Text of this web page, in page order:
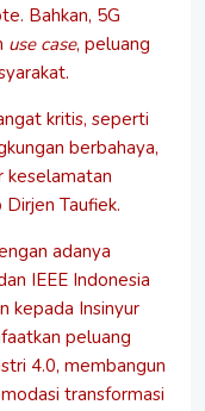
Bahkan, 5G
use case, peluang
kritis, seperti
berbahaya,
keselamatan
Dirjen Taufiek.
adanya
IEEE Indonesia
kepada Insinyur
peluang
4.0, membangun
transformasi